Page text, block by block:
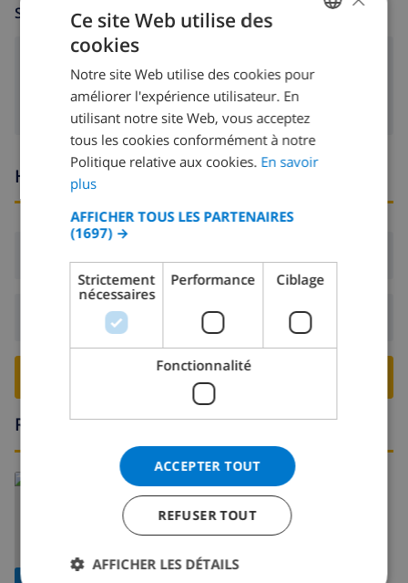
SALLE DE SÉJOUR
poêle (bois)
Heures d'arrivée et de départ
Avant: 10:00
RESERVER CETTE VILLA ›
Région
En savoir plus sur:
>
DUTCH
SPANISH
GERMAN
DANISH
Ce site Web utilise des
cookies
Notre site Web utilise des cookies pour
améliorer l'expérience utilisateur. En
utilisant notre site Web, vous acceptez
tous les cookies conformément à notre
Politique relative aux cookies. En savoir
plus
AFFICHER TOUS LES PARTENAIRES
(1697) →
Strictement
nécessaires
Performance Ciblage
Fonctionnalité
ACCEPTER TOUT
REFUSER TOUT
AFFICHER LES DÉTAILS